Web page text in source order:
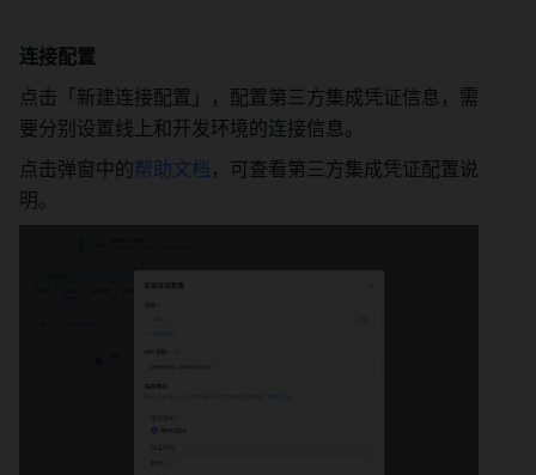
连接配置
点击「新建连接配置」，配置第三方集成凭证信息，需
要分别设置线上和开发环境的连接信息。
点击弹窗中的帮助文档 ，可查看第三方集成凭证配置说
明。